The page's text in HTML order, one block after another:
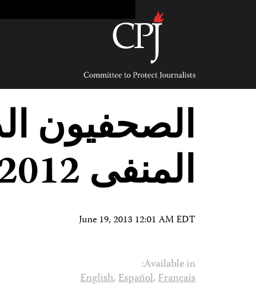
Committee
Protect
Journalists
الصحفيون
المنفى 2012-2013
June 19, 2013 12:01 AM EDT
Available in:
English,Español,Français